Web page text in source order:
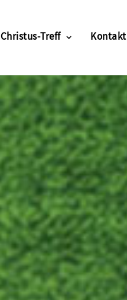
Christus-Treff Kontakt